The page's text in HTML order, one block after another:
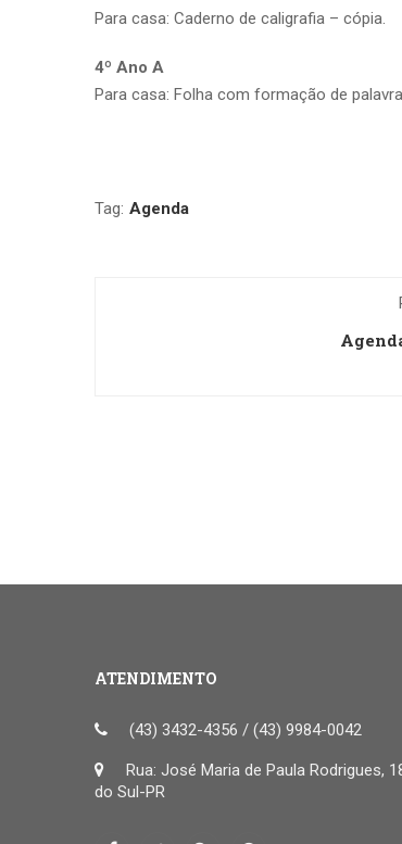
Para casa: Caderno de caligrafia – cópia.
4º Ano A
Para casa: Folha com formação de
Tag: Agenda
ATENDIMENTO
(43) 3432-4356 / (43) 9984-0042
Rua: José Maria de Paula Rodrigues,
do Sul-PR